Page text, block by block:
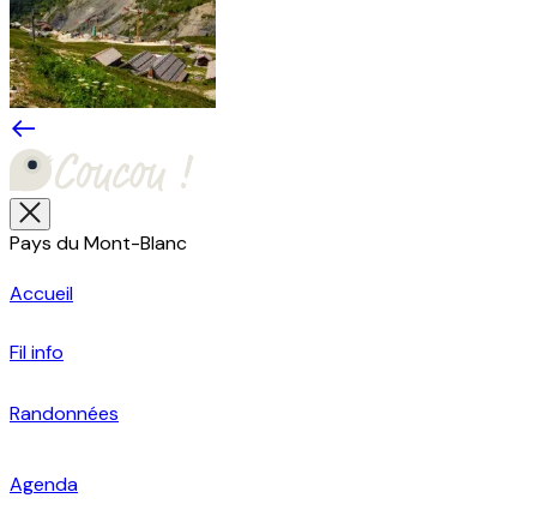
Pays du Mont-Blanc
Accueil
Fil info
Randonnées
Agenda